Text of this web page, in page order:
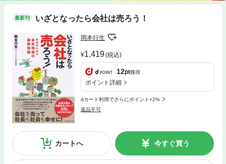
最新刊 いざとなったら会社は売ろう！
岡本行生
1,419(税込)
12pt獲得
ポイント詳細
dカード利用でさらにポイント+2%
返品不可
カートへ 今すぐ買う